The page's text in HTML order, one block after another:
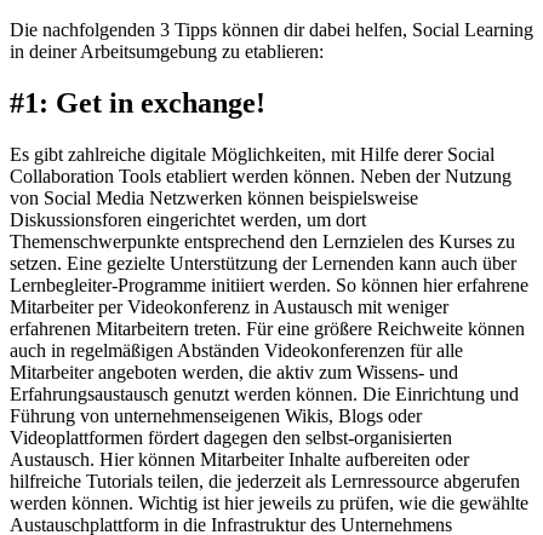
Die nachfolgenden 3 Tipps können dir dabei helfen, Social Learning
in deiner Arbeitsumgebung zu etablieren:
#1: Get in exchange!
Es gibt zahlreiche digitale Möglichkeiten, mit Hilfe derer Social
Collaboration Tools etabliert werden können. Neben der Nutzung
von Social Media Netzwerken können beispielsweise
Diskussionsforen eingerichtet werden, um dort
Themenschwerpunkte entsprechend den Lernzielen des Kurses zu
setzen. Eine gezielte Unterstützung der Lernenden kann auch über
Lernbegleiter-Programme initiiert werden. So können hier erfahrene
Mitarbeiter per Videokonferenz in Austausch mit weniger
erfahrenen Mitarbeitern treten. Für eine größere Reichweite können
auch in regelmäßigen Abständen Videokonferenzen für alle
Mitarbeiter angeboten werden, die aktiv zum Wissens- und
Erfahrungsaustausch genutzt werden können. Die Einrichtung und
Führung von unternehmenseigenen Wikis, Blogs oder
Videoplattformen fördert dagegen den selbst-organisierten
Austausch. Hier können Mitarbeiter Inhalte aufbereiten oder
hilfreiche Tutorials teilen, die jederzeit als Lernressource abgerufen
werden können. Wichtig ist hier jeweils zu prüfen, wie die gewählte
Austauschplattform in die Infrastruktur des Unternehmens